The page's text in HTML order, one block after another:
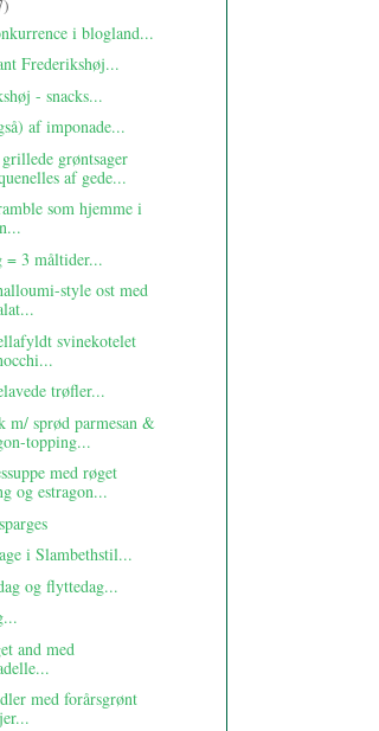
i blogland...
Frederikshøj...
- snacks...
af imponade...
grøntsager
af gede...
som hjemme i
= 3 måltider...
style ost med
svinekotelet
trøfler...
m/ sprød parmesan &
topping...
med røget
og estragon...
i Slambethstil...
og flyttedag...
and med
med forårsgrønt